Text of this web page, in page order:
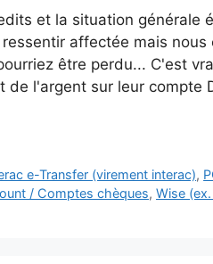
et la situation générale
affectée mais nous
être perdu... C'est
l'argent sur leur compte
e-Transfer (virement interac),
/ Comptes chèques, Wise